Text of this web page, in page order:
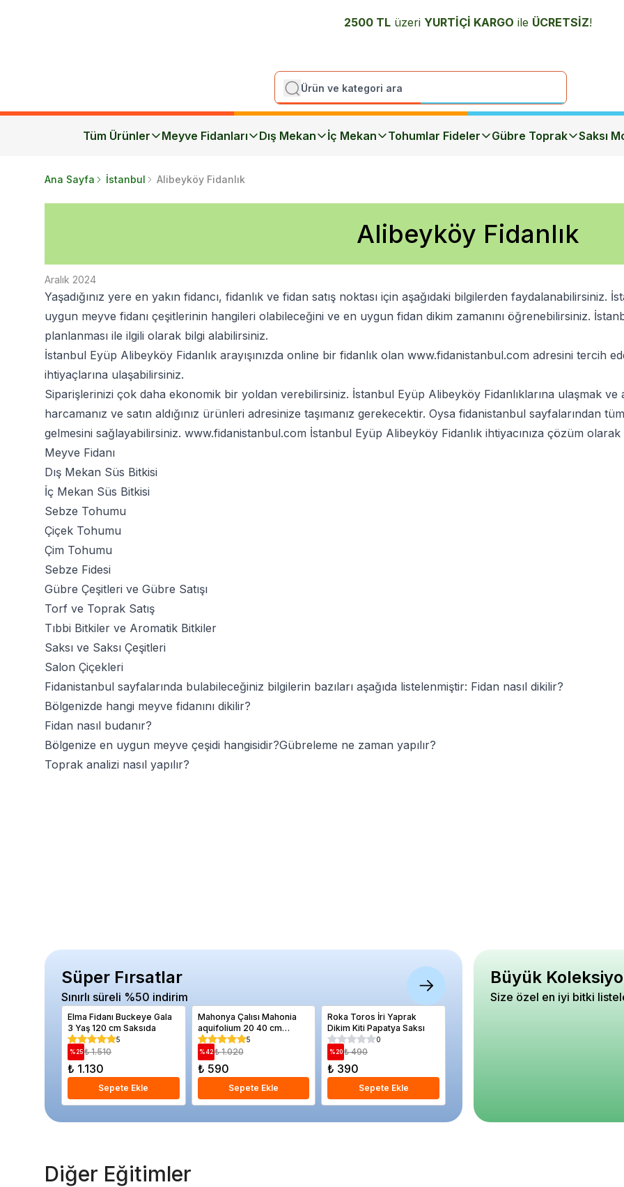
2500 TL üzeri YURTİÇİ KARGO ile ÜCRETSİZ!
Tüm Ürünler Meyve Fidanları Dış Mekan İç Mekan Tohumlar Fideler Gübre Toprak Saksı
Ana Sayfa İstanbul Alibeyköy Fidanlık
Alibeyköy Fidanlık
Aralık 2024
Yaşadığınız yere en yakın fidancı, fidanlık ve fidan satış noktası için aşağıdaki bilgilerden
uygun meyve fidanı çeşitlerinin hangileri olabileceğini ve en uygun fidan dikim zamanını öğrenebilirsiniz.
planlanması ile ilgili olarak bilgi alabilirsiniz.
İstanbul Eyüp Alibeyköy Fidanlık arayışınızda online bir fidanlık olan www.fidanistanbul.com adresini tercih
ihtiyaçlarına ulaşabilirsiniz.
Siparişlerinizi çok daha ekonomik bir yoldan verebilirsiniz. İstanbul Eyüp Alibeyköy Fidanlıklarına ulaşmak ve
harcamanız ve satın aldığınız ürünleri adresinize taşımanız gerekecektir. Oysa fidanistanbul sayfalarından
gelmesini sağlayabilirsiniz. www.fidanistanbul.com İstanbul Eyüp Alibeyköy Fidanlık ihtiyacınıza çözüm
Meyve Fidanı
Dış Mekan Süs Bitkisi
İç Mekan Süs Bitkisi
Sebze Tohumu
Çiçek Tohumu
Çim Tohumu
Sebze Fidesi
Gübre Çeşitleri ve Gübre Satışı
Torf ve Toprak Satış
Tıbbi Bitkiler ve Aromatik Bitkiler
Saksı ve Saksı Çeşitleri
Salon Çiçekleri
Fidanistanbul sayfalarında bulabileceğiniz bilgilerin bazıları aşağıda listelenmiştir: Fidan nasıl dikilir?
Bölgenizde hangi meyve fidanını dikilir?
Fidan nasıl budanır?
Bölgenize en uygun meyve çeşidi hangisidir?Gübreleme ne zaman yapılır?
Toprak analizi nasıl yapılır?
Süper Fırsatlar
Sınırlı süreli %50 indirim
Elma Fidanı Buckeye Gala
3 Yaş 120 cm Saksıda
5
%25 ₺ 1.510
₺ 1.130
Sepete Ekle
Mahonya Çalısı Mahonia
aquifolium 20 40 cm
Saksıda
5
%42 ₺ 1.020
₺ 590
Sepete Ekle
Roka Toros İri Yaprak
Dikim Kiti Papatya Saksı
0
%20 ₺ 490
₺ 390
Sepete Ekle
Büyük
Size özel en iyi bitki
Diğer Eğitimler